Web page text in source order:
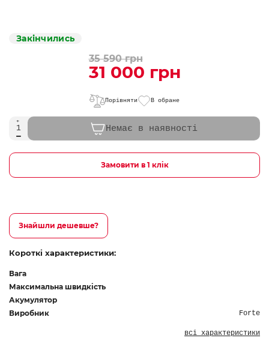
Закінчились
35 590 грн
31 000 грн
Порівняти В обране
Немає в наявності
Замовити в 1 клік
Знайшли дешевше?
Короткі характеристики:
Вага
Максимальна швидкість
Акумулятор
Виробник
Forte
всі характеристики